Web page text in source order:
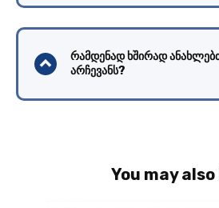
რამდენად ხშირად
არჩევანს?
You may